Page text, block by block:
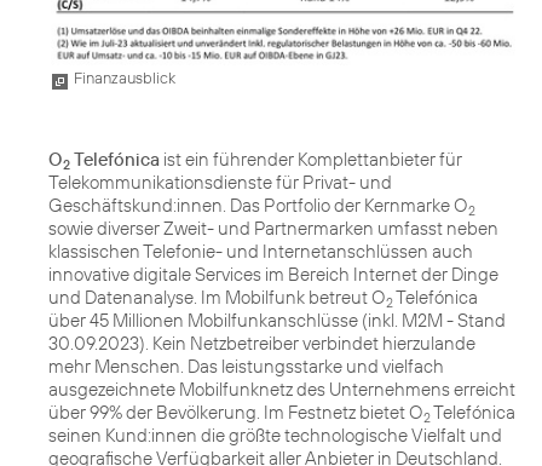
Finanzausblick
O2 Telefónica ist ein führender Komplettanbieter für
Telekommunikationsdienste für Privat- und
Geschäftskund:innen. Das Portfolio der Kernmarke O2
sowie diverser Zweit- und Partnermarken umfasst neben
klassischen Telefonie- und Internetanschlüssen auch
innovative digitale Services im Bereich Internet der Dinge
und Datenanalyse. Im Mobilfunk betreut O2Telefónica
über 45 Millionen Mobilfunkanschlüsse (inkl. M2M - Stand
30.09.2023). Kein Netzbetreiber verbindet hierzulande
mehr Menschen. Das leistungsstarke und vielfach
ausgezeichnete Mobilfunknetz des Unternehmens erreicht
über 99% der Bevölkerung. Im Festnetz bietet O2Telefónica
seinen Kund:innen die größte technologische Vielfalt und
geografische Verfügbarkeit aller Anbieter in Deutschland.